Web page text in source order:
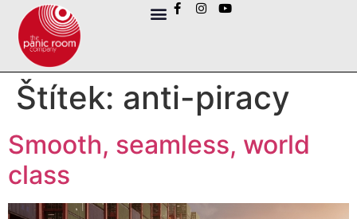
Štítek: anti-piracy
Smooth, seamless, world
class